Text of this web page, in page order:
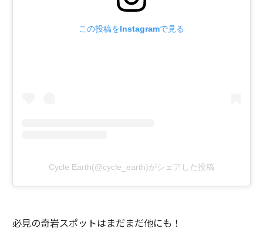
この投稿をInstagramで見る
Cycle Earth(@cycle_earth)がシェアした投稿
必見の奇岩スポットはまだまだ他にも！